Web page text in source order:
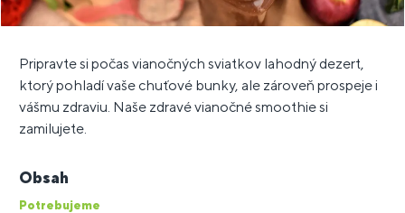
Pripravte si počas vianočných sviatkov lahodný dezert,
ktorý pohladí vaše chuťové bunky, ale zároveň prospeje i
vášmu zdraviu. Naše zdravé vianočné smoothie si
zamilujete.
Obsah
Potrebujeme